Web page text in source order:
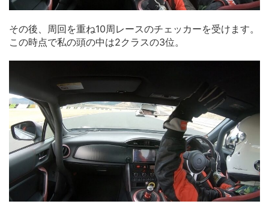
その後、周回を重ね10周レースのチェッカーを受けます。
この時点で私の頭の中は2クラスの3位。